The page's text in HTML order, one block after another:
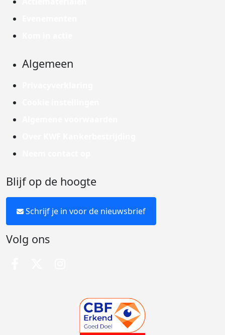
Algemeen
Blijf op de hoogte
Schrijf je in voor de nieuwsbrief
Volg ons